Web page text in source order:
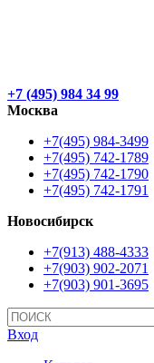
+7 (495) 984 34 99
Москва
+7(495) 984-3499
+7(495) 742-1789
+7(495) 742-1790
+7(495) 742-1791
Новосибирск
+7(913) 488-4333
+7(903) 902-2071
+7(903) 901-3695
Вход